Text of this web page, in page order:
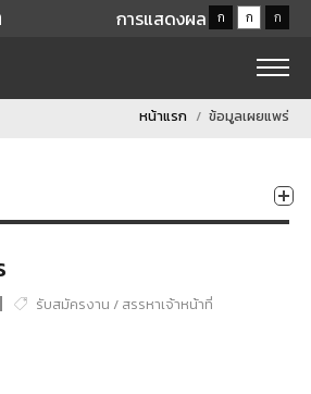
การแสดงผล ก ก ก
หน้าแรก ข้อมูลเผยแพร่
รับสมัครงาน / สรรหาเจ้าหน้าที่